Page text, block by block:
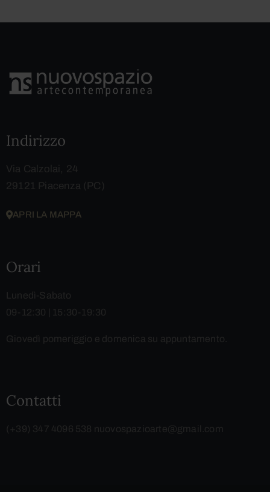
Indirizzo
Via Calzolai, 24
29121 Piacenza (PC)
APRI LA MAPPA
Orari
Lunedì-Sabato
09-12:30 | 15:30-19:30
Giovedì pomeriggio e domenica su appuntamento.
Contatti
(+39) 347 4096 538 nuovospazioarte@gmail.com